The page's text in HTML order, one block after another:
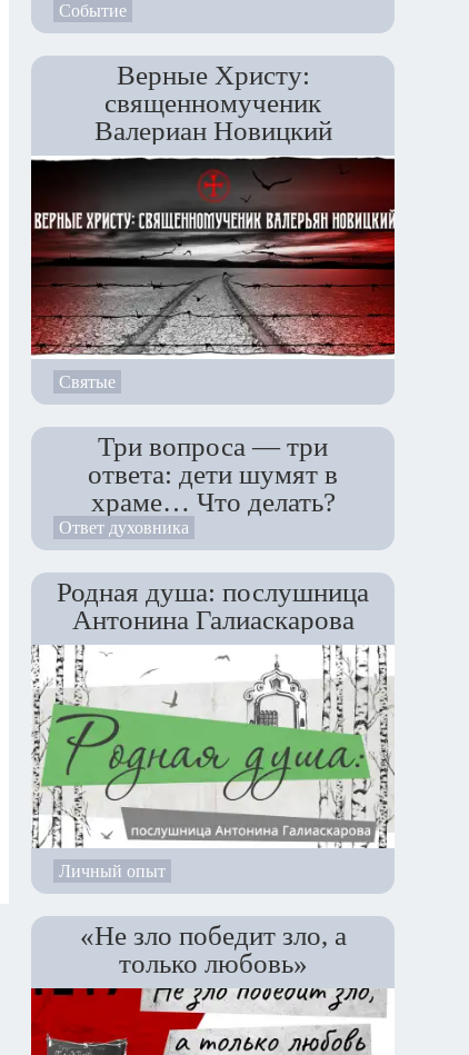
Событие
Верные Христу:
священномученик
Валериан Новицкий
Святые
Три вопроса — три
ответа: дети шумят в
храме… Что делать?
Ответ духовника
Родная душа: послушница
Антонина Галиаскарова
Личный опыт
«Не зло победит зло, а
только любовь»